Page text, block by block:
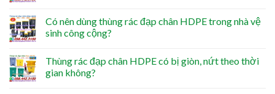
Có nên dùng thùng rác đạp chân HDPE trong nhà vệ
sinh công cộng?
Thùng rác đạp chân HDPE có bị giòn, nứt theo thời
gian không?